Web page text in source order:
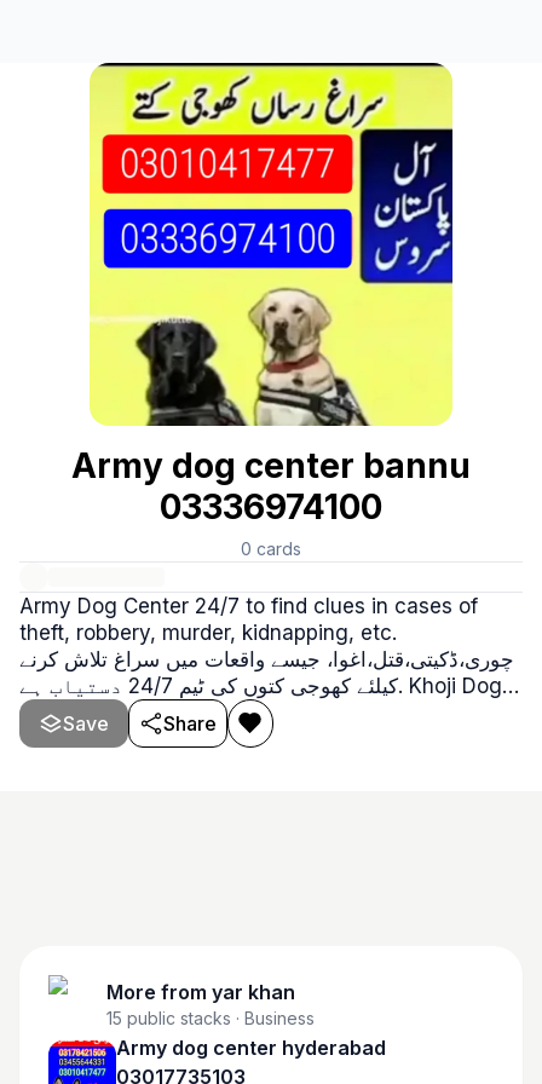
Army dog center bannu
03336974100
0 cards
Army Dog Center 24/7 to find clues in cases of
theft, robbery, murder, kidnapping, etc.
چوری،ڈکیتی،قتل،اغوا، جیسے واقعات میں سراغ تلاش کرنے
کیلئے کھوجی کتوں کی ٹیم 24/7 دستیاب ہے. Khoji Dog
Center. Khoji Dog Service.
Save Share
More from yar khan
15 public stacks · Business
Army dog center hyderabad
03017735103